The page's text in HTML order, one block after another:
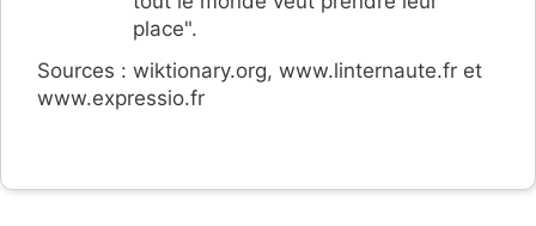
place".
Sources : wiktionary.org, www.linternaute.fr et
www.expressio.fr